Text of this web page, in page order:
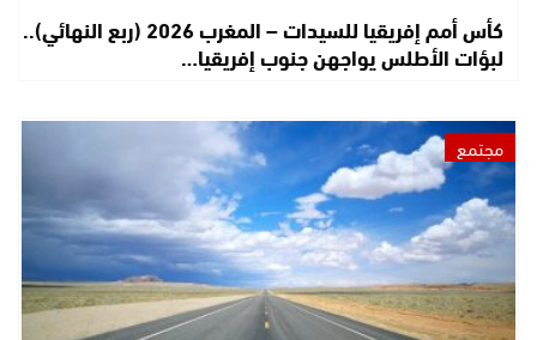
كأس أمم إفريقيا للسيدات – المغرب 2026 (ربع النهائي)..
لبؤات الأطلس يواجهن جنوب إفريقيا…
مجتمع